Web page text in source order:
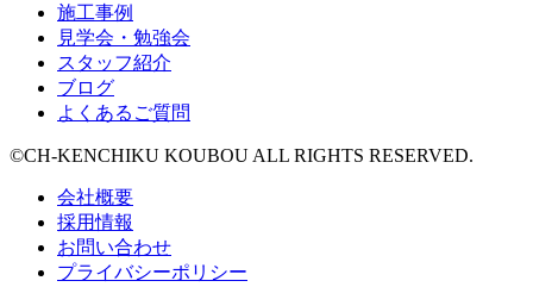
施工事例
見学会・勉強会
スタッフ紹介
ブログ
よくあるご質問
©CH-KENCHIKU KOUBOU ALL RIGHTS RESERVED.
会社概要
採用情報
お問い合わせ
プライバシーポリシー